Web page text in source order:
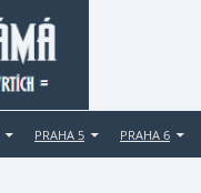
PRAHA 5 PRAHA 6